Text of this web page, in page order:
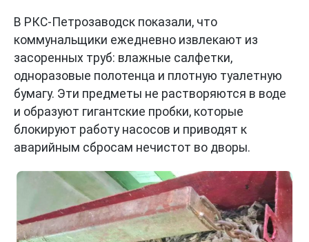
В РКС-Петрозаводск показали, что
коммунальщики ежедневно извлекают из
засоренных труб: влажные салфетки,
одноразовые полотенца и плотную туалетную
бумагу. Эти предметы не растворяются в воде
и образуют гигантские пробки, которые
блокируют работу насосов и приводят к
аварийным сбросам нечистот во дворы.